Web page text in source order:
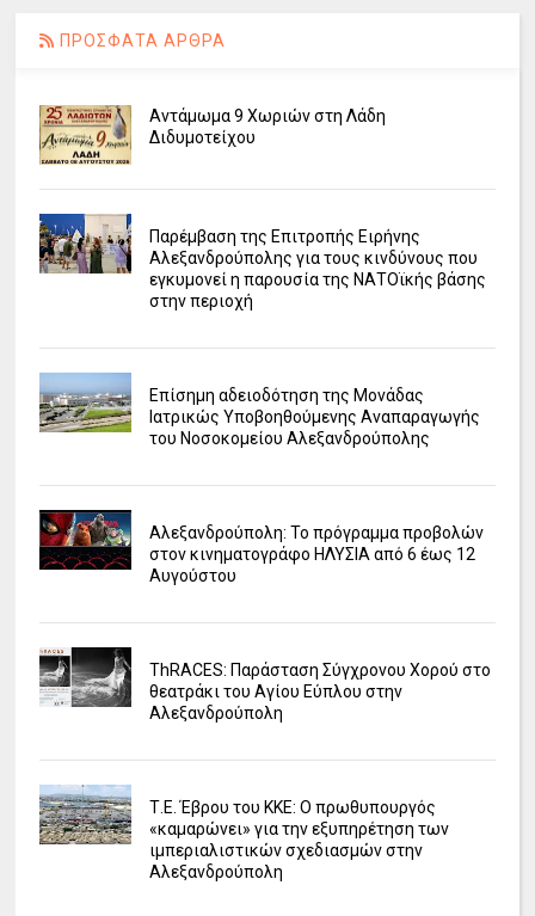
ΠΡΟΣΦΑΤΑ ΑΡΘΡΑ
Αντάμωμα 9 Χωριών στη Λάδη
Διδυμοτείχου
Παρέμβαση της Επιτροπής Ειρήνης
Αλεξανδρούπολης για τους κινδύνους που
εγκυμονεί η παρουσία της ΝΑΤΟϊκής βάσης
στην περιοχή
Επίσημη αδειοδότηση της Μονάδας
Ιατρικώς Υποβοηθούμενης Αναπαραγωγής
του Νοσοκομείου Αλεξανδρούπολης
Αλεξανδρούπολη: Το πρόγραμμα προβολών
στον κινηματογράφο ΗΛΥΣΙΑ από 6 έως 12
Αυγούστου
ΤhRACES: Παράσταση Σύγχρονου Χορού στο
θεατράκι του Αγίου Εύπλου στην
Αλεξανδρούπολη
Τ.Ε. Έβρου του ΚΚΕ: Ο πρωθυπουργός
«καμαρώνει» για την εξυπηρέτηση των
ιμπεριαλιστικών σχεδιασμών στην
Αλεξανδρούπολη